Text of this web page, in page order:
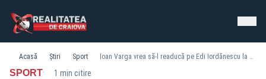
Acasă Știri Sport Ioan Varga vrea să-l readucă pe Edi Iordănescu la CFR Cluj
SPORT· 1 min citire